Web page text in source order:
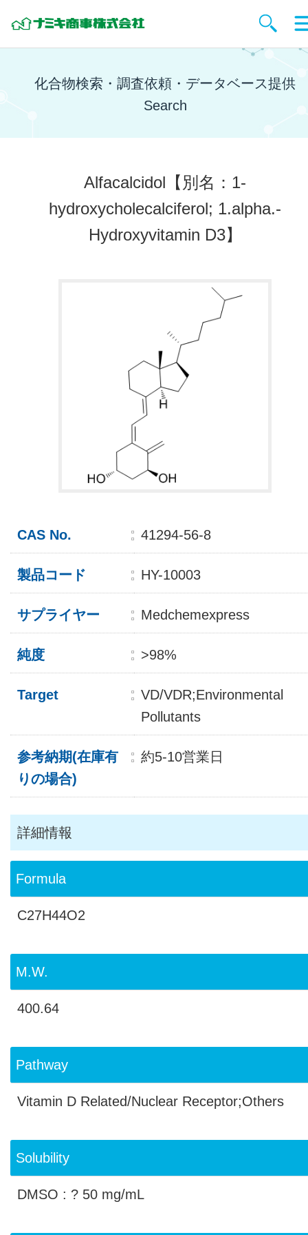
化合物検索・調査依頼・データベース提供
Search
Alfacalcidol 【別名：1-
hydroxycholecalciferol; 1.alpha.-
Hydroxyvitamin D3】
CAS No. 41294-56-8
製品コード HY-10003
サプライヤー Medchemexpress
純度 >98%
Target
VD/VDR;Environmental
Pollutants
参考納期(在庫有
りの場合)
約5-10営業日
詳細情報
Formula
C27H44O2
M.W.
400.64
Pathway
Vitamin D Related/Nuclear Receptor;Others
Solubility
DMSO : ? 50 mg/mL